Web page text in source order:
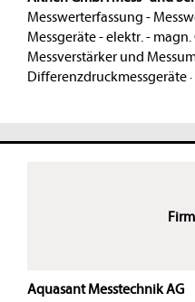
Messwerterfassung -
Messgeräte - elektr. -
Messverstärker und
Differenzdruckmessgeräte·
Aquasant Messtechnik AG